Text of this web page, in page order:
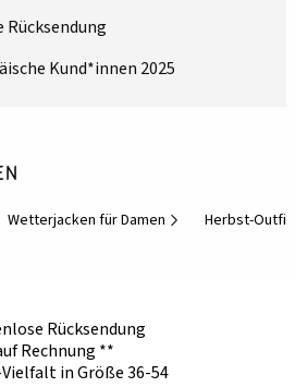
Kund*innen 2025
Wetterjacken für Damen Herbst-
Rücksendung
Rechnung **
in Größe 36-54